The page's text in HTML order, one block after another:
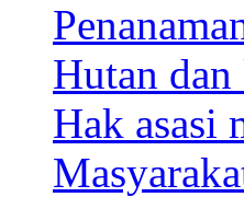
Hutan dan
Hak asasi